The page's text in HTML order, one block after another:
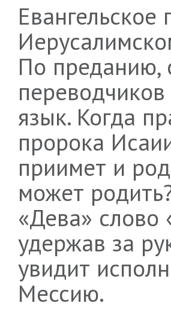
Евангельское
По преданию,
язык. Когда
пророка
приимет и
может
«Дева» слово
удержав за
увидит
Мессию.